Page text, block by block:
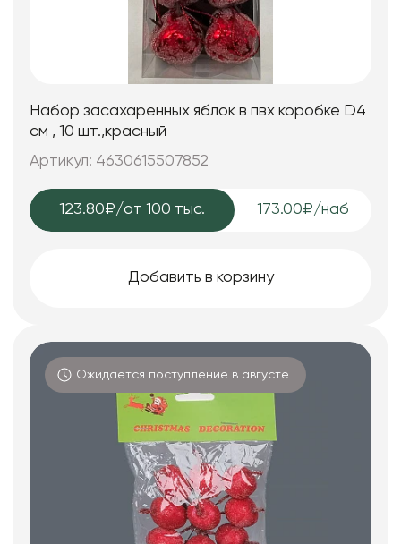
Набор засахаренных яблок в пвх коробке D4
см , 10 шт.,красный
Артикул: 4630615507852
123.80₽/от 100 тыс. 173.00₽/наб
Добавить в корзину
Ожидается поступление в августе